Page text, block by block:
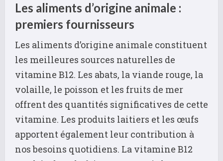
Les aliments d’origine animale :
premiers fournisseurs
Les aliments d’origine animale constituent
les meilleures sources naturelles de
vitamine B12. Les abats, la viande rouge, la
volaille, le poisson et les fruits de mer
offrent des quantités significatives de cette
vitamine. Les produits laitiers et les œufs
apportent également leur contribution à
nos besoins quotidiens. La vitamine B12